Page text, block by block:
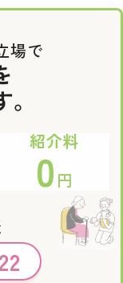
場で
紹介料
0 円